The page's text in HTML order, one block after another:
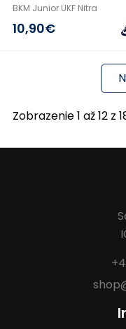
BKM Junior UKF Nitra
10,90€
Zobrazenie 1 až 12 z